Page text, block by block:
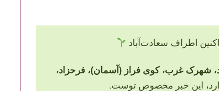
اطراف سعادت‌آباد
شهرک غرب، کوی فراز (آسمان)، فرحزاد،
این خبر مخصوص توست.